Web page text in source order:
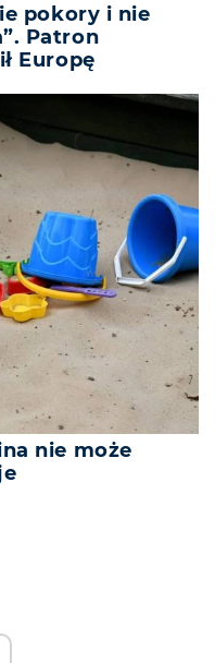
pokory i nie
Patron
Europę
nie może